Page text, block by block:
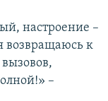
настроение –
возвращаюсь к
–